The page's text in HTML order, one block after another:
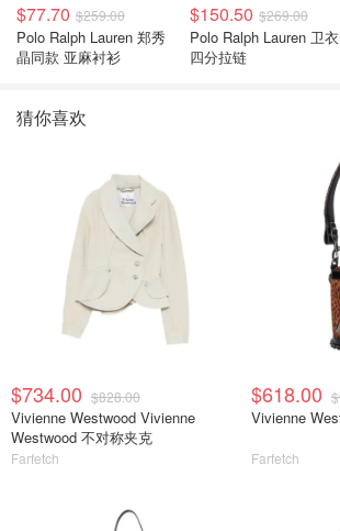
$77.70 $259.00
Polo Ralph Lauren 郑秀
晶同款 亚麻衬衫
$150.50 $269.00
Polo Ralph Lauren 卫衣
四分拉链
猜你喜欢
$734.00 $828.00
Vivienne Westwood Vivienne
Westwood 不对称夹克
Farfetch
$618.00
Vivienne
Farfetch